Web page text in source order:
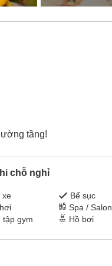
tầng!
chỗ nghỉ
xe
Bể sục
Spa / Salon
tập gym
Hồ bơi